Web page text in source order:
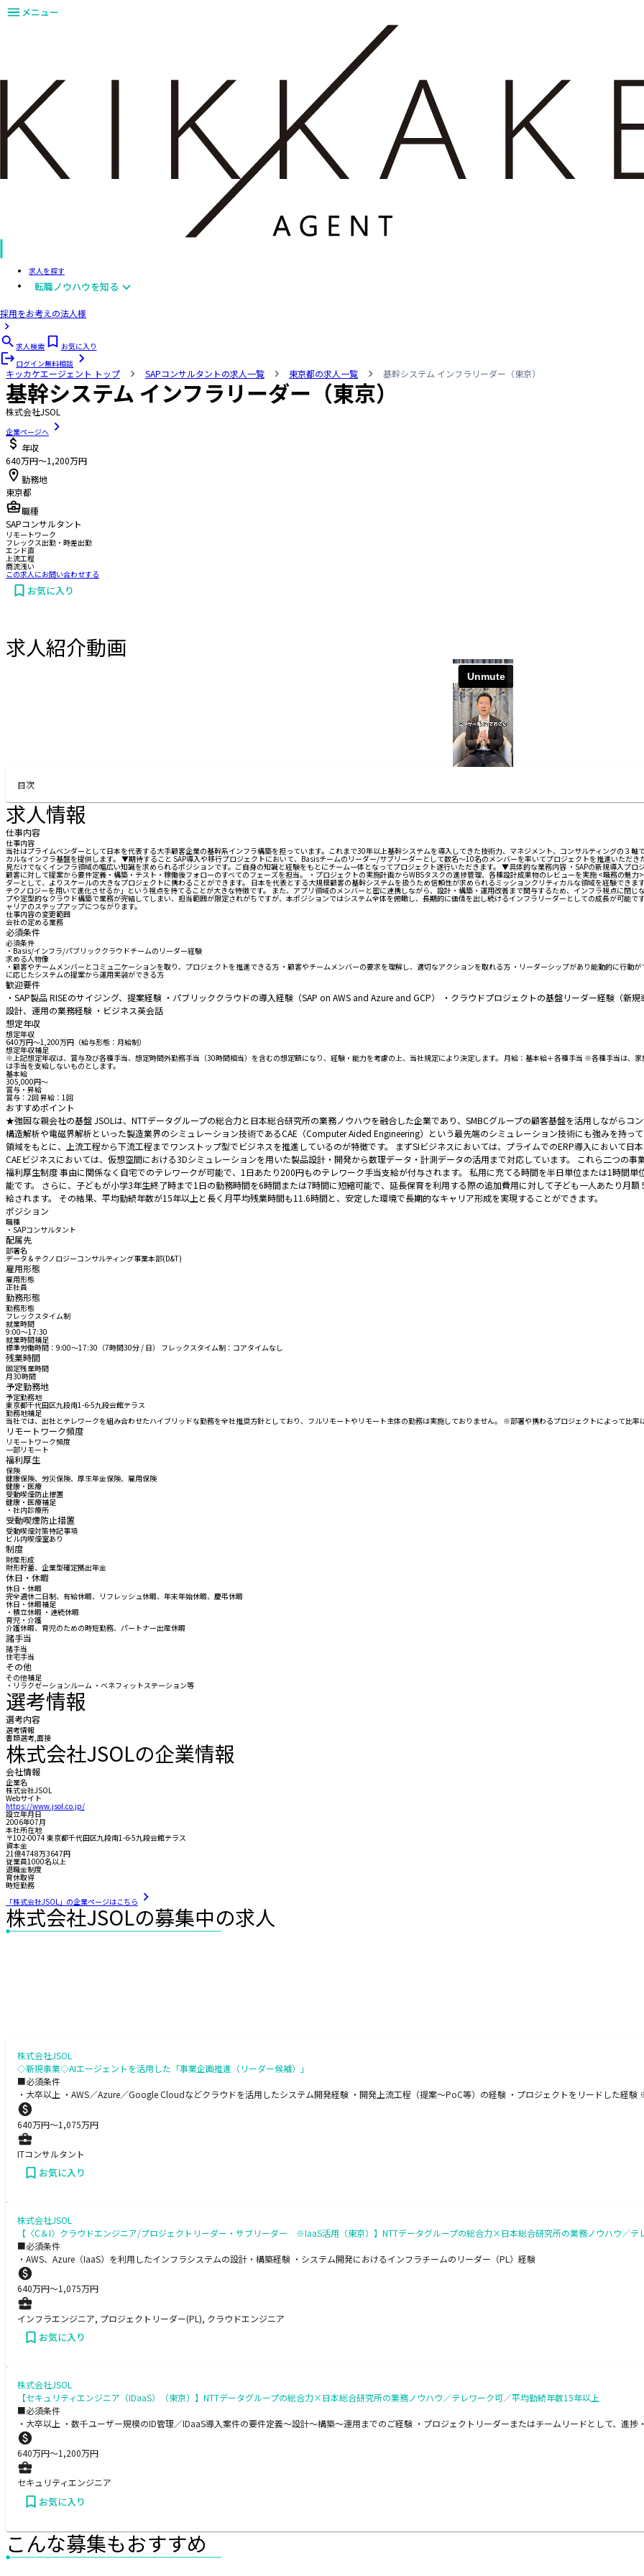
メニュー
求人を探す
転職ノウハウを知る
採用をお考えの法人様
求人検索
お気に入り
ログイン無料相談
キッカケエージェント トップ SAPコンサルタントの求人一覧 東京都の求人一覧 基幹システム インフラリーダー（東京）
基幹システム インフラリーダー（東京）
株式会社JSOL
企業ページへ
年収
640万円〜1,200万円
勤務地
東京都
職種
SAPコンサルタント
リモートワーク
フレックス出勤・時差出勤
エンド直
上流工程
商流浅い
この求人にお問い合わせする
お気に入り
お問い合わせする
求人紹介動画
目次
求人情報
仕事内容
仕事内容
当社はプライムベンダーとして日本を代表する大手顧客企業の基幹系インフラ構築を担っています。これまで30年以上基幹システムを導入してきた技術力、マネジメント、コンサルティングの３
カルなインフラ基盤を提供します。 ▼期待すること SAP導入や移行プロジェクトにおいて、Basisチームのリーダー/サブリーダーとして数名～10名のメンバーを率いてプロジェクトを推進いただ
見だけでなくインフラ領域の幅広い知識を求められるポジションです。ご自身の知識と経験をもとにチーム一体となってプロジェクト遂行いただきます。 ▼具体的な業務内容 ・SAPの新規導入プ
顧客に対して提案から要件定義・構築・テスト・稼働後フォローのすべてのフェーズを担当。 ・プロジェクトの実施計画からWBSタスクの進捗管理、各種設計成果物のレビューを実施 <職務の魅
ダーとして、よりスケールの大きなプロジェクトに携わることができます。 日本を代表とする大規模顧客の基幹システムを扱うため信頼性が求められるミッションクリティカルな領域を経験でき
テクノロジーを用いて進化させるか」という視点を持てることが大きな特徴です。 また、アプリ領域のメンバーと密に連携しながら、設計・構築・運用改善まで関与するため、インフラ視点に閉
プや定型的なクラウド構築で業務が完結してしまい、担当範囲が限定されがちですが、本ポジションではシステム全体を俯瞰し、長期的に価値を出し続けるインフラリーダーとしての成長が可能
ャリアのステップアップにつながります。
仕事内容の変更範囲
会社の定める業務
必須条件
必須条件
・Basis/インフラ/パブリッククラウドチームのリーダー経験
求める人物像
・顧客やチームメンバーとコミュ二ケーションを取り、プロジェクトを推進できる方 ・顧客やチームメンバーの要求を理解し、適切なアクションを取れる方 ・リーダーシップがあり能動的に行
に応じたシステムの提案から運用実装ができる方
歓迎要件
・SAP製品 RISEのサイジング、提案経験 ・パブリッククラウドの導入経験（SAP on AWS and Azure and GCP） ・クラウドプロジェクトの基盤リーダー経験（新
設計、運用の業務経験 ・ビジネス英会話
想定年収
想定年収
640万円〜1,200万円（給与形態：月給制）
想定年収補足
※上記想定年収は、賞与及び各種手当、想定時間外勤務手当（30時間相当）を含むの想定額になり、経験・能力を考慮の上、当社規定により決定します。 月給：基本給＋各種手当 ※各種手当は、
は手当を支給しないものとします。
基本給
305,000円〜
賞与・昇給
賞与：2回 昇給：1回
おすすめポイント
★強固な親会社の基盤 JSOLは、NTTデータグループの総合力と日本総合研究所の業務ノウハウを融合した企業であり、SMBCグループの顧客基盤を活用しながらコ
構造解析や電磁界解析といった製造業界のシミュレーション技術であるCAE（Computer Aided Engineering）という最先端のシミュレーション技術にも強みを持
領域をもとに、上流工程から下流工程までワンストップ型でビジネスを推進しているのが特徴です。 まずSIビジネスにおいては、プライムでのERP導入において日
CAEビジネスにおいては、仮想空間における3Dシミュレーションを用いた製品設計・開発から数理データ・計測データの活用まで対応しています。 これら二つの
福利厚生制度 事由に関係なく自宅でのテレワークが可能で、1日あたり200円ものテレワーク手当支給が付与されます。 私用に充てる時間を半日単位または1時間
能です。 さらに、子どもが小学3年生終了時まで1日の勤務時間を6時間または7時間に短縮可能で、延長保育を利用する際の追加費用に対して子ども一人あたり月
給されます。 その結果、平均勤続年数が15年以上と長く月平均残業時間も11.6時間と、安定した環境で長期的なキャリア形成を実現することができます。
ポジション
職種
・SAPコンサルタント
配属先
部署名
データ＆テクノロジーコンサルティング事業本部(D&T)
雇用形態
雇用形態
正社員
勤務形態
勤務形態
フレックスタイム制
就業時間
9:00〜17:30
就業時間補足
標準労働時間：9:00～17:30（7時間30分 / 日） フレックスタイム制：コアタイムなし
残業時間
固定残業時間
月30時間
予定勤務地
予定勤務地
東京都千代田区九段南1-6-5九段会館テラス
勤務地補足
当社では、出社とテレワークを組み合わせたハイブリッドな勤務を全社推奨方針としており、フルリモートやリモート主体の勤務は実施しておりません。 ※部署や携わるプロジェクトによって比率
リモートワーク頻度
リモートワーク頻度
一部リモート
福利厚生
保険
健康保険、労災保険、厚生年金保険、雇用保険
健康・医療
受動喫煙防止措置
健康・医療補足
・社内診療所
受動喫煙防止措置
受動喫煙対策特記事項
ビル内喫煙室あり
制度
財産形成
財形貯蓄、企業型確定拠出年金
休日・休暇
休日・休暇
完全週休二日制、有給休暇、リフレッシュ休暇、年末年始休暇、慶弔休暇
休日・休暇補足
・積立休暇 ・連続休暇
育児・介護
介護休暇、育児のための時短勤務、パートナー出産休暇
諸手当
諸手当
住宅手当
その他
その他補足
・リラクゼーションルーム ・ベネフィットステーション等
選考情報
選考内容
選考情報
書類選考,面接
株式会社JSOLの企業情報
会社情報
企業名
株式会社JSOL
Webサイト
https://www.jsol.co.jp/
設立年月日
2006年07月
本社所在地
〒102-0074 東京都千代田区九段南1-6-5九段会館テラス
資本金
21億4748万3647円
従業員1000名以上
退職金制度
育休取得
時短勤務
「株式会社JSOL」の企業ページはこちら
株式会社JSOLの募集中の求人
株式会社JSOL
◇新規事業◇AIエージェントを活用した「事業企画推進（リーダー候補）」
■必須条件
・大卒以上 ・AWS／Azure／Google Cloudなどクラウドを活用したシステム開発経験 ・開発上流工程（提案～PoC等）の経験 ・プロジェクトをリードした経
640万円〜1,075万円
ITコンサルタント
お気に入り
株式会社JSOL
【〈C＆I〉クラウドエンジニア/プロジェクトリーダー・サブリーダー ※IaaS活用（東京）】NTTデータグループの総合力×日本総合研究所の業務ノウハウ／テ
■必須条件
・AWS、Azure（IaaS）を利用したインフラシステムの設計・構築経験 ・システム開発におけるインフラチームのリーダー（PL）経験
640万円〜1,075万円
インフラエンジニア, プロジェクトリーダー(PL), クラウドエンジニア
お気に入り
株式会社JSOL
【セキュリティエンジニア（IDaaS）（東京）】NTTデータグループの総合力×日本総合研究所の業務ノウハウ／テレワーク可／平均勤続年数15年以上
■必須条件
・大卒以上 ・数千ユーザー規模のID管理／IDaaS導入案件の要件定義〜設計〜構築〜運用までのご経験 ・プロジェクトリーダーまたはチームリードとして、進
640万円〜1,200万円
セキュリティエンジニア
お気に入り
こんな募集もおすすめ